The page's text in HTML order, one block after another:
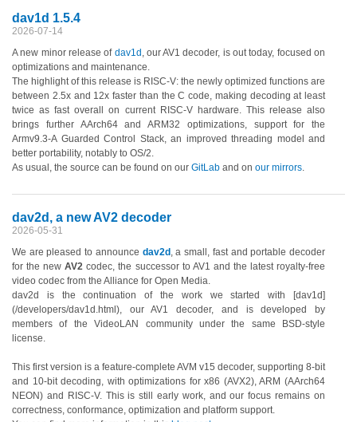
dav1d 1.5.4
2026-07-14
A new minor release of dav1d , our AV1 decoder, is out today, focused on
optimizations and maintenance.
The highlight of this release is RISC-V: the newly optimized functions are
between 2.5x and 12x faster than the C code, making decoding at least
twice as fast overall on current RISC-V hardware. This release also
brings further AArch64 and ARM32 optimizations, support for the
Armv9.3-A Guarded Control Stack, an improved threading model and
better portability, notably to OS/2.
As usual, the source can be found on our GitLab and on our mirrors.
dav2d, a new AV2 decoder
2026-05-31
We are pleased to announce dav2d , a small, fast and portable decoder
for the newAV2 codec, the successor to AV1 and the latest royalty-free
video codec from the Alliance for Open Media.
dav2d is the continuation of the work we started with [dav1d]
(/developers/dav1d.html), our AV1 decoder, and is developed by
members of the VideoLAN community under the same BSD-style
license.
This first version is a feature-complete AVM v15 decoder, supporting 8-bit
and 10-bit decoding, with optimizations for x86 (AVX2), ARM (AArch64
NEON) and RISC-V. This is still early work, and our focus remains on
correctness, conformance, optimization and platform support.